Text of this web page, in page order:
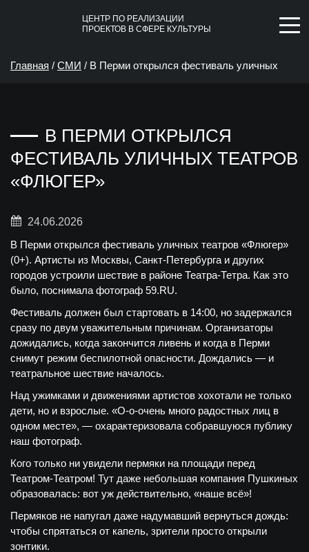
ЦЕНТР ПО РЕАЛИЗАЦИИ
ПРОЕКТОВ В СФЕРЕ КУЛЬТУРЫ
Главная / СМИ / В Перми открылся фестиваль уличных
В ПЕРМИ ОТКРЫЛСЯ
ФЕСТИВАЛЬ УЛИЧНЫХ ТЕАТРОВ
«ФЛЮГЕР»
24.06.2026
В Перми открылся фестиваль уличных театров «Флюгер»
(0+). Артисты из Москвы, Санкт-Петербурга и других
городов устроили шествие в районе Театра-Тетра. Как это
было, поснимала фотограф 59.RU.
Фестиваль должен был стартовать в 14:00, но задержался
сразу по двум уважительным причинам. Организаторы
дожидались, когда закончится ливень и когда в Перми
снимут режим беспилотной опасности. Дождались — и
театральное шествие началось.
Над ужимками и движениями артистов хохотали не только
дети, но и взрослые. «О-о-очень много радостных лиц в
одном месте», — охарактеризовала собравшуюся публику
наш фотограф.
Кого только ни увидели пермяки на площади перед
Театром-Театром! Тут даже небольшая компания Пушкиных
образовалась: вот уж действительно, «наше всё»!
Пермяков не напугал даже надумавший вернуться дождь:
чтобы спрятаться от капель, зрители просто открыли
зонтики.